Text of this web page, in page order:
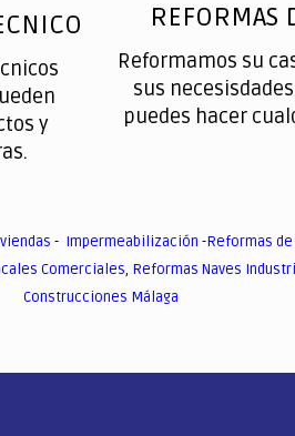
y
REFORMAS
Reformamos su
sus
puedes hacer
- Impermeabilización -Reformas de
Comerciales, Reformas Naves
Construcciones Málaga